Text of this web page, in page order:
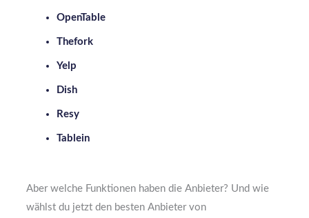
OpenTable
Thefork
Yelp
Dish
Resy
Tablein
Aber welche Funktionen haben die Anbieter? Und wie
wählst du jetzt den besten Anbieter von